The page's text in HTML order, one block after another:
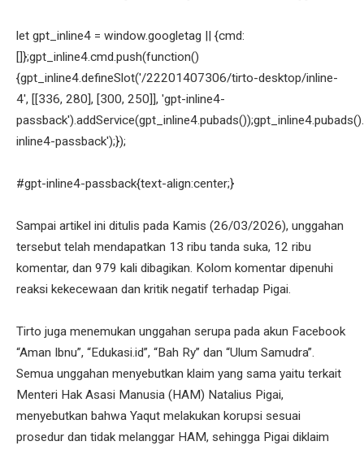
let gpt_inline4 = window.googletag || {cmd:
[]};gpt_inline4.cmd.push(function()
{gpt_inline4.defineSlot('/22201407306/tirto-desktop/inline-
4', [[336, 280], [300, 250]], 'gpt-inline4-
inline4-passback');});
#gpt-inline4-passback{text-align:center;}
Sampai artikel ini ditulis pada Kamis (26/03/2026), unggahan
tersebut telah mendapatkan 13 ribu tanda suka, 12 ribu
komentar, dan 979 kali dibagikan. Kolom komentar dipenuhi
reaksi kekecewaan dan kritik negatif terhadap Pigai.
Tirto juga menemukan unggahan serupa pada akun Facebook
“Aman Ibnu”, “Edukasi.id”, “Bah Ry” dan “Ulum Samudra”.
Semua unggahan menyebutkan klaim yang sama yaitu terkait
Menteri Hak Asasi Manusia (HAM) Natalius Pigai,
menyebutkan bahwa Yaqut melakukan korupsi sesuai
prosedur dan tidak melanggar HAM, sehingga Pigai diklaim